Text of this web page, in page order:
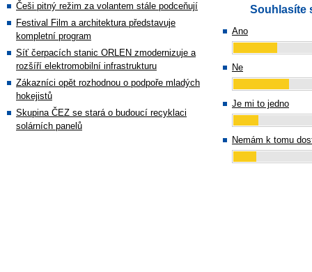
Češi pitný režim za volantem stále podceňují
Festival Film a architektura představuje
kompletní program
Síť čerpacích stanic ORLEN zmodernizuje a
rozšíří elektromobilní infrastrukturu
Zákazníci opět rozhodnou o podpoře mladých
hokejistů
Skupina ČEZ se stará o budoucí recyklaci
solárních panelů
Souhlasíte
Ano
Ne
Je mi to jedno
Nemám k tomu